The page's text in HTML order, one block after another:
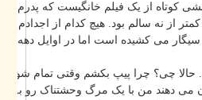
از یک فیلم خانگیست که پدرم از درب
سالم بود. هیچ کدام از اجدادم هم اهل
می کشیده است اما در اوایل دهه ی چهل
چی؟ چرا پیپ بکشم وقتی تمام شواهد بر
من با یک مرگ وحشتناک رو به رو